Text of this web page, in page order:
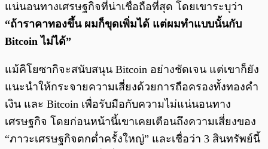
แน่นอนทางเศรษฐกิจที่น่าเชื่อถือที่สุด โดยเขาระบุว่า
“ถ้าราคาทองขึ้น ผมก็ขุดเพิ่มได้ แต่ผมทำแบบนั้นกับ
Bitcoin ไม่ได้”
แม้คิโยซากิจะสนับสนุน Bitcoin อย่างชัดเจน แต่เขาก็ยัง
แนะนำให้กระจายความเสี่ยงด้วยการถือครองทั้งทองคำ
เงิน และ Bitcoin เพื่อรับมือกับความไม่แน่นอนทาง
เศรษฐกิจ โดยก่อนหน้านี้เขาเคยเตือนถึงความเสี่ยงของ
“ภาวะเศรษฐกิจตกต่ำครั้งใหญ่” และเชื่อว่า 3 สินทรัพย์นี้